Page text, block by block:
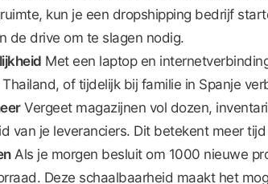
kun je een dropshipping bedrijf
de drive om te slagen nodig.
Met een laptop en
of tijdelijk bij familie in Spanje
Vergeet magazijnen vol dozen,
van je leveranciers. Dit betekent meer
Als je morgen besluit om 1000 nieuwe
Deze schaalbaarheid maakt het